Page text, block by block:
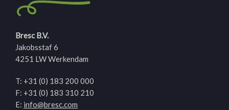
Bresc B.V.
Jakobsstaf 6
4251 LW Werkendam
T: +31 (0) 183 200 000
F: +31 (0) 183 310 210
E: info@bresc.com